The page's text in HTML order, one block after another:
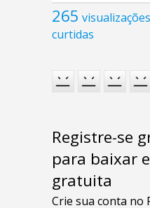
265 visualizações
curtidas
Registre-se
para baixar
gratuita